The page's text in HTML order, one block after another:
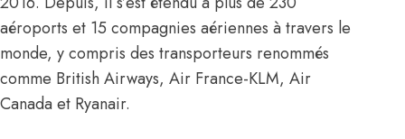
aéroports et 15 compagnies aériennes à travers le
monde, y compris des transporteurs renommés
comme British Airways, Air France-KLM, Air
Canada et Ryanair.